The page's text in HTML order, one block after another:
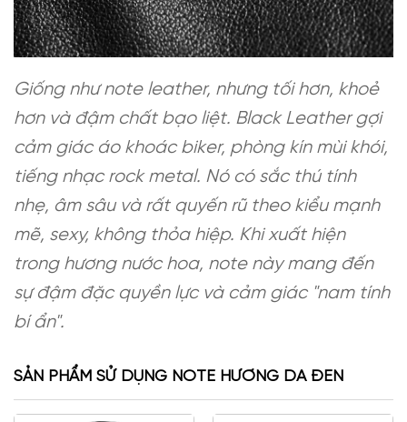
Giống như note leather, nhưng tối hơn, khoẻ
hơn và đậm chất bạo liệt. Black Leather gợi
cảm giác áo khoác biker, phòng kín mùi khói,
tiếng nhạc rock metal. Nó có sắc thú tính
nhẹ, âm sâu và rất quyến rũ theo kiểu mạnh
mẽ, sexy, không thỏa hiệp. Khi xuất hiện
trong hương nước hoa, note này mang đến
sự đậm đặc quyền lực và cảm giác "nam tính
bí ẩn".
SẢN PHẨM SỬ DỤNG NOTE HƯƠNG DA ĐEN